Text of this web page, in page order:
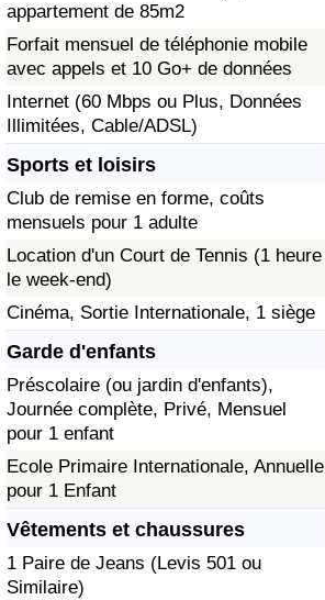
appartement de 85m2
Forfait mensuel de téléphonie mobile
avec appels et 10 Go+ de données
Internet (60 Mbps ou Plus, Données
Illimitées, Cable/ADSL)
Sports et loisirs
Club de remise en forme, coûts
mensuels pour 1 adulte
Location d'un Court de Tennis (1 heure
le week-end)
Cinéma, Sortie Internationale, 1 siège
Garde d'enfants
Préscolaire (ou jardin d'enfants),
Journée complète, Privé, Mensuel
pour 1 enfant
Ecole Primaire Internationale, Annuelle
pour 1 Enfant
Vêtements et chaussures
1 Paire de Jeans (Levis 501 ou
Similaire)